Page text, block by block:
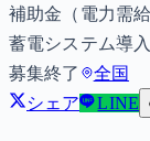
補助金（電力需
蓄電システム導
募集終了
全国
シェア
LINE